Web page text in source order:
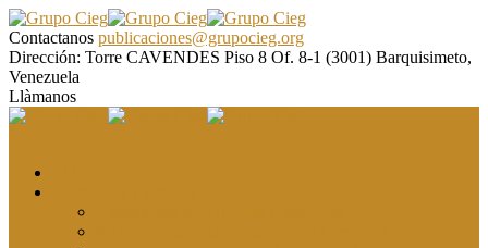
Contactanos publicaciones@grupocieg.org
Dirección: Torre CAVENDES Piso 8 Of. 8-1 (3001) Barquisimeto,
Venezuela
Llàmanos